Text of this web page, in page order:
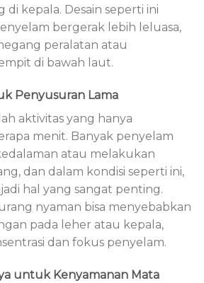
di kepala. Desain seperti ini
bergerak lebih leluasa,
peralatan atau
di bawah laut.
Penyusuran Lama
aktivitas yang hanya
menit. Banyak penyelam
atau melakukan
dan dalam kondisi seperti ini,
hal yang sangat penting.
nyaman bisa menyebabkan
pada leher atau kepala,
dan fokus penyelam.
untuk Kenyamanan Mata